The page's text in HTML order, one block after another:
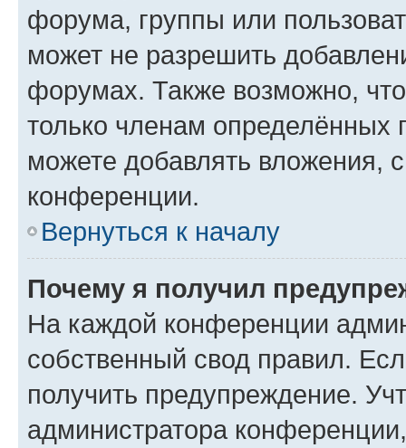
форума, группы или
может не разрешить
форумах. Также возможно,
только членам определённых
можете добавлять вложения,
конференции.
Вернуться к началу
Почему я получил
На каждой конференции
собственный свод правил.
получить предупреждение.
администратора